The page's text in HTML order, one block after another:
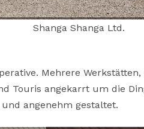
Shanga Shanga Ltd.
Mehrere
Touris angekarrt um die
angenehm gestaltet.